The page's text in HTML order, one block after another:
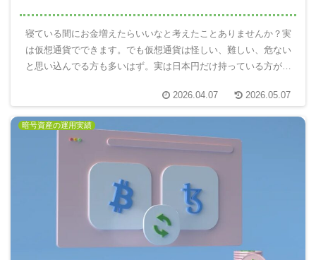
寝ている間にお金増えたらいいなと考えたことありませんか？実
は仮想通貨でできます。でも仮想通貨は怪しい、難しい、危ない
と思い込んでる方も多いはず。実は日本円だけ持っている方がと
来のお金を増える分散投資が重要。実際にやってみてわかったこ
とを報告します。
2026.04.07 2026.05.07
暗号資産の運用実績